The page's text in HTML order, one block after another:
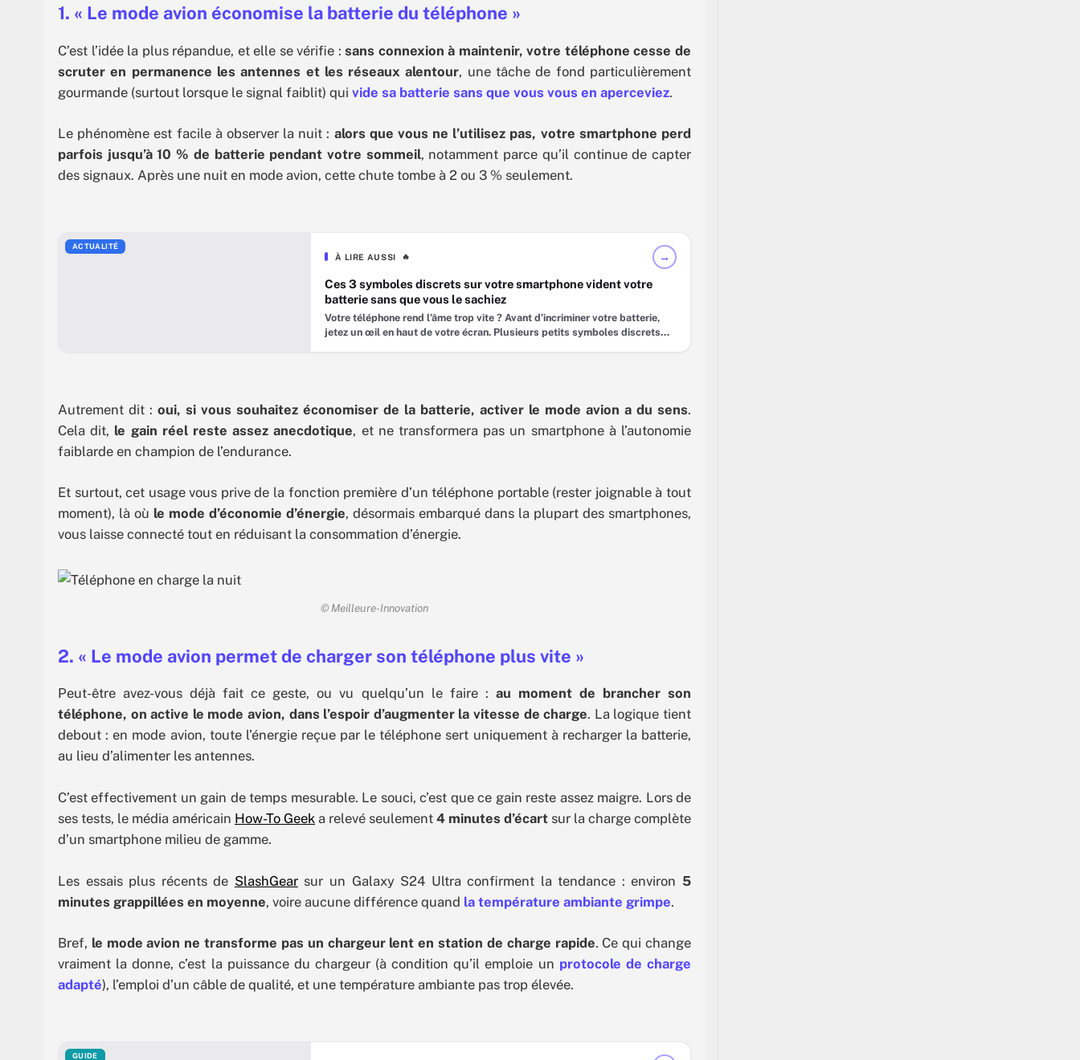
1. « Le mode avion économise la batterie du téléphone »
C’est l’idée la plus répandue, et elle se vérifie :sans connexion à maintenir, votre téléphone cesse de
scruter en permanence les antennes et les réseaux alentour, une tâche de fond particulièrement
gourmande (surtout lorsque le signal faiblit) qui vide sa batterie sans que vous vous en aperceviez.
Le phénomène est facile à observer la nuit : alors que vous ne l’utilisez pas, votre smartphone perd
parfois jusqu’à 10 % de batterie pendant votre sommeil, notamment parce qu’il continue de capter
des signaux. Après une nuit en mode avion, cette chute tombe à 2 ou 3 % seulement.
ACTUALITÉ
À LIRE AUSSI 🔥 →
Ces 3 symboles discrets sur votre smartphone vident votre
batterie sans que vous le sachiez
Votre téléphone rend l’âme trop vite ? Avant d’incriminer votre batterie,
jetez un œil en haut de votre écran. Plusieurs petits symboles discrets
Autrement dit : oui, si vous souhaitez économiser de la batterie, activer le mode avion a du sens.
Cela dit, le gain réel reste assez anecdotique, et ne transformera pas un smartphone à l’autonomie
faiblarde en champion de l’endurance.
Et surtout, cet usage vous prive de la fonction première d’un téléphone portable (rester joignable à tout
moment), là où le mode d’économie d’énergie, désormais embarqué dans la plupart des smartphones,
vous laisse connecté tout en réduisant la consommation d’énergie.
© Meilleure-Innovation
2. « Le mode avion permet de charger son téléphone plus vite »
Peut-être avez-vous déjà fait ce geste, ou vu quelqu’un le faire : au moment de brancher son
téléphone, on active le mode avion, dans l’espoir d’augmenter la vitesse de charge. La logique tient
debout : en mode avion, toute l’énergie reçue par le téléphone sert uniquement à recharger la batterie,
au lieu d’alimenter les antennes.
C’est effectivement un gain de temps mesurable. Le souci, c’est que ce gain reste assez maigre. Lors de
ses tests, le média américain How-To Geek a relevé seulement 4 minutes d’écart sur la charge complète
d’un smartphone milieu de gamme.
Les essais plus récents de SlashGearsur un Galaxy S24 Ultra confirment la tendance : environ 5
minutes grappillées en moyenne, voire aucune différence quand la température ambiante grimpe.
Bref, le mode avion ne transforme pas un chargeur lent en station de charge rapide. Ce qui change
vraiment la donne, c’est la puissance du chargeur (à condition qu’il emploie un protocole de charge
adapté), l’emploi d’un câble de qualité, et une température ambiante pas trop élevée.
GUIDE